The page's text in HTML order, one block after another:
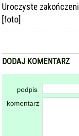
Uroczyste
[foto]
DODAJ KOMENTARZ
podpis
komentarz